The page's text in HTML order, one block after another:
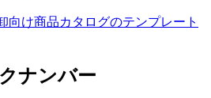
向け商品カタログのテンプレート
ナンバー